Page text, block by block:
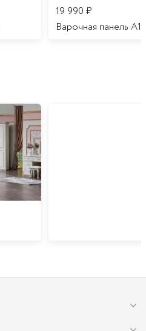
19 990 ₽
Варочная панель A16